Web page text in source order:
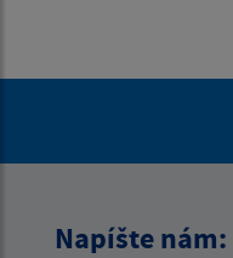
Napíšte nám: